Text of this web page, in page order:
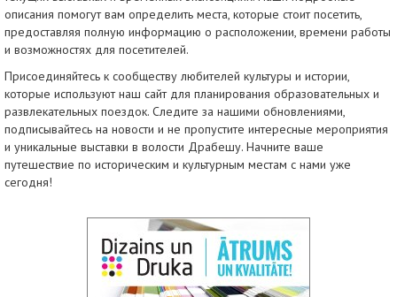
описания помогут вам определить места, которые стоит посетить,
предоставляя полную информацию о расположении, времени работы
и возможностях для посетителей.
Присоединяйтесь к сообществу любителей культуры и истории,
которые используют наш сайт для планирования образовательных и
развлекательных поездок. Следите за нашими обновлениями,
подписывайтесь на новости и не пропустите интересные мероприятия
и уникальные выставки в волости Драбешу. Начните ваше
путешествие по историческим и культурным местам с нами уже
сегодня!